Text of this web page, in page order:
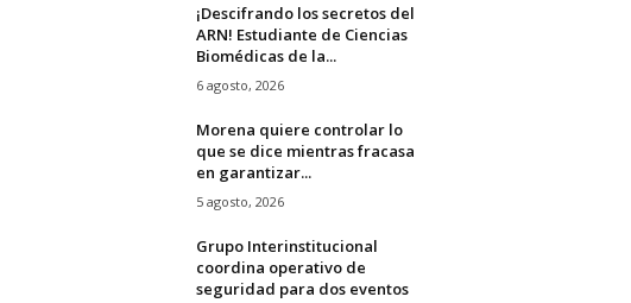
¡Descifrando los secretos del
ARN! Estudiante de Ciencias
Biomédicas de la...
6 agosto, 2026
Morena quiere controlar lo
que se dice mientras fracasa
en garantizar...
5 agosto, 2026
Grupo Interinstitucional
coordina operativo de
seguridad para dos eventos